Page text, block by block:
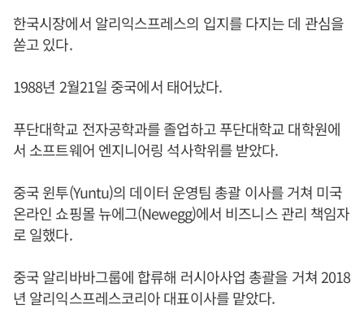
한국시장에서 알리익스프레스의 입지를 다지는 데 관심을
쏟고 있다.
1988년 2월21일 중국에서 태어났다.
푸단대학교 전자공학과를 졸업하고 푸단대학교 대학원에
서 소프트웨어 엔지니어링 석사학위를 받았다.
중국 윈투(Yuntu)의 데이터 운영팀 총괄 이사를 거쳐 미국
온라인 쇼핑몰 뉴에그(Newegg)에서 비즈니스 관리 책임자
로 일했다.
중국 알리바바그룹에 합류해 러시아사업 총괄을 거쳐 2018
년 알리익스프레스코리아 대표이사를 맡았다.